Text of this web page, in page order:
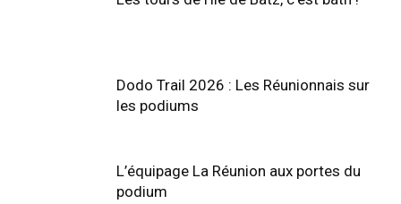
Dodo Trail 2026 : Les Réunionnais sur
les podiums
L’équipage La Réunion aux portes du
podium